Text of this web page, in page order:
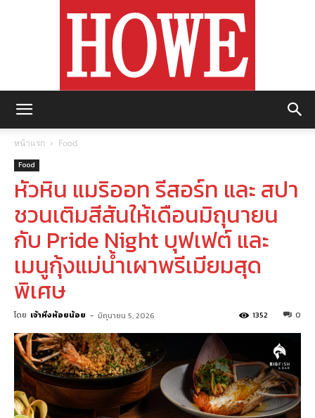
หน้าแรก Food
Food
หัวหิน แมริออท รีสอร์ท และ สปา
ชวนเติมสีสันให้เดือนมิถุนายน
กับ Pride Night บุฟเฟต์ และ
เมนูกุ้งแม่น้ำเผาพรีเมียมสุด
พิเศษ
โดย เจ้าหิ่งห้อยน้อย - มิถุนายน 5, 2026 0
1352